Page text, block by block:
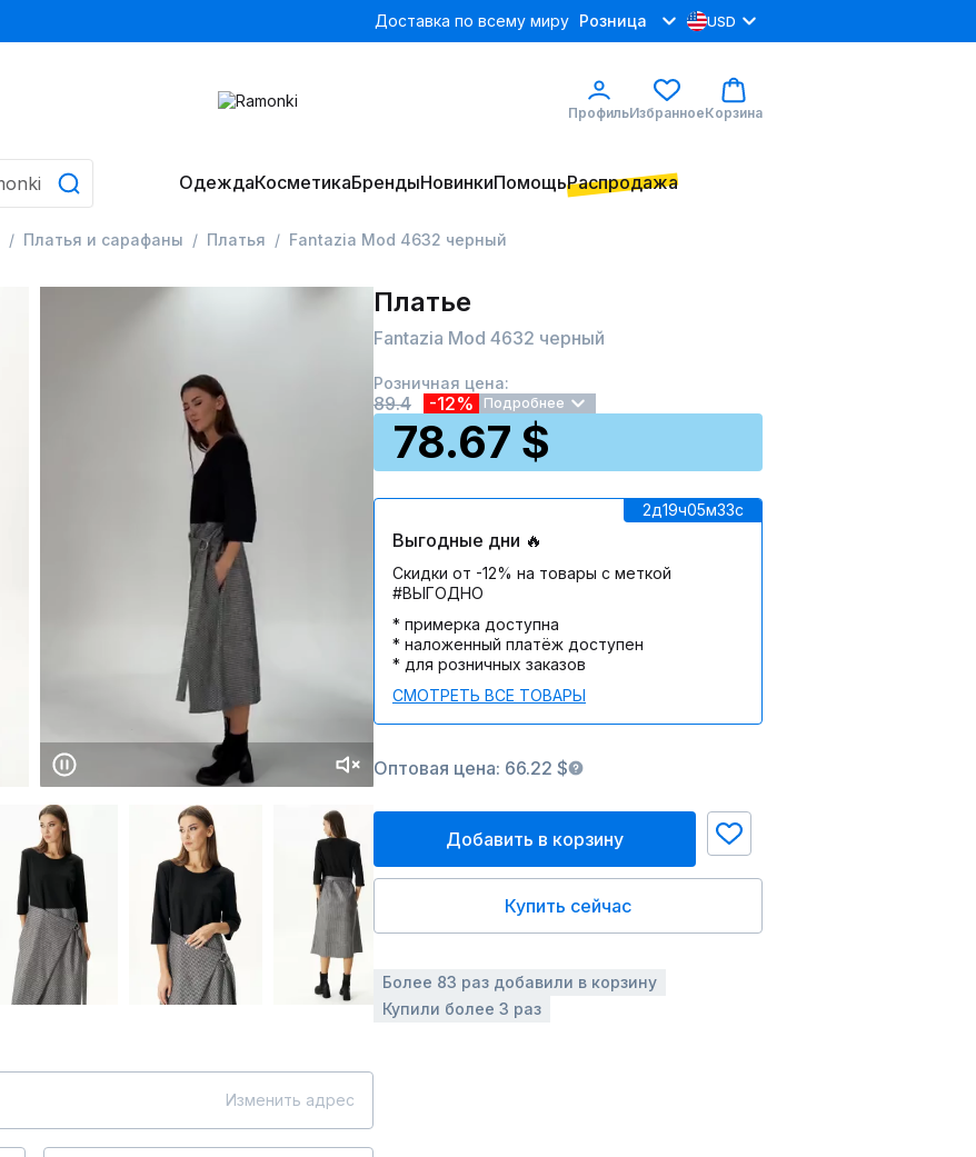
Доставка по всему миру Розница USD
ПрофильИзбранноеКорзина
ОдеждаКосметикаБрендыНовинкиПомощьРаспродажа
Платья и сарафаны Платья Fantazia Mod 4632 черный
Изменить адрес
Платье
Fantazia Mod 4632 черный
Розничная цена:
89.4 -12% Подробнее
78.67 $
2д19ч05м33c
Выгодные дни 🔥
Скидки от -12% на товары с меткой
#ВЫГОДНО
* примерка доступна
* наложенный платёж доступен
* для розничных заказов
СМОТРЕТЬ ВСЕ ТОВАРЫ
Оптовая цена: 66.22 $
Добавить в корзину
Купить сейчас
Более 83 раз добавили в корзину
Купили более 3 раз